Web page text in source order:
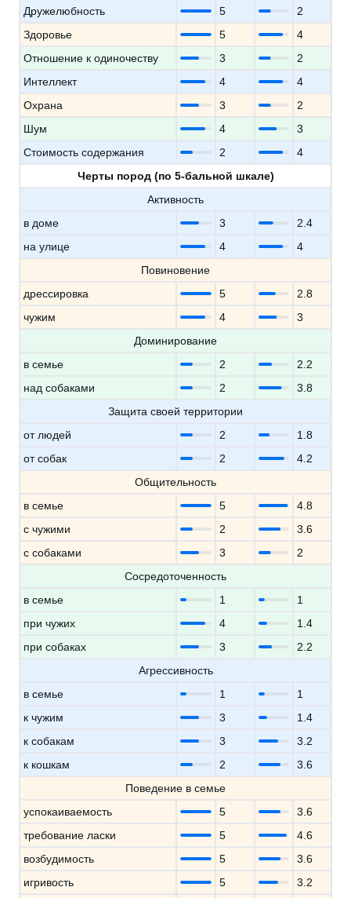
Дружелюбность
5
2
Здоровье
5
4
Отношение к одиночеству
3
2
Интеллект
4
4
Охрана
3
2
Шум
4
3
Стоимость содержания
2
4
Черты пород (по 5-бальной шкале)
Активность
в доме
3
2.4
на улице
4
4
Повиновение
дрессировка
5
2.8
чужим
4
3
Доминирование
в семье
2
2.2
над собаками
2
3.8
Защита своей территории
от людей
2
1.8
от собак
2
4.2
Общительность
в семье
5
4.8
с чужими
2
3.6
с собаками
3
2
Сосредоточенность
в семье
1
1
при чужих
4
1.4
при собаках
3
2.2
Агрессивность
в семье
1
1
к чужим
3
1.4
к собакам
3
3.2
к кошкам
2
3.6
Поведение в семье
успокаиваемость
5
3.6
требование ласки
5
4.6
возбудимость
5
3.6
игривость
5
3.2